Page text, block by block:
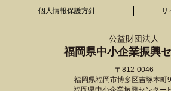
個人情報保護方針 サ
公益財団法人
福岡県中小企業振興
〒812-0046
福岡県福岡市博多区吉塚本町